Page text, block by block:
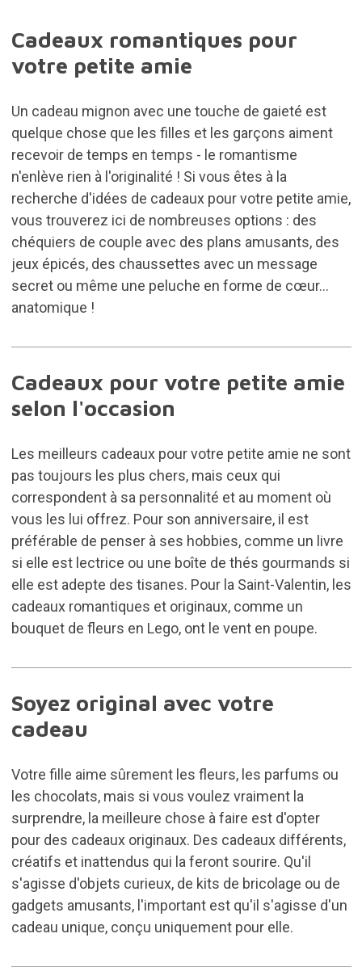
Cadeaux romantiques pour
votre petite amie
Un cadeau mignon avec une touche de gaieté est
quelque chose que les filles et les garçons aiment
recevoir de temps en temps - le romantisme
n'enlève rien à l'originalité ! Si vous êtes à la
recherche d'idées de cadeaux pour votre petite amie,
vous trouverez ici de nombreuses options : des
chéquiers de couple avec des plans amusants, des
jeux épicés, des chaussettes avec un message
secret ou même une peluche en forme de cœur...
anatomique !
Cadeaux pour votre petite amie
selon l'occasion
Les meilleurs cadeaux pour votre petite amie ne sont
pas toujours les plus chers, mais ceux qui
correspondent à sa personnalité et au moment où
vous les lui offrez. Pour son anniversaire, il est
préférable de penser à ses hobbies, comme un livre
si elle est lectrice ou une boîte de thés gourmands si
elle est adepte des tisanes. Pour la Saint-Valentin, les
cadeaux romantiques et originaux, comme un
bouquet de fleurs en Lego, ont le vent en poupe.
Soyez original avec votre
cadeau
Votre fille aime sûrement les fleurs, les parfums ou
les chocolats, mais si vous voulez vraiment la
surprendre, la meilleure chose à faire est d'opter
pour des cadeaux originaux. Des cadeaux différents,
créatifs et inattendus qui la feront sourire. Qu'il
s'agisse d'objets curieux, de kits de bricolage ou de
gadgets amusants, l'important est qu'il s'agisse d'un
cadeau unique, conçu uniquement pour elle.